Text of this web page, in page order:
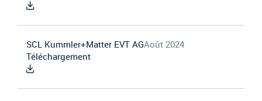
SCL Kummler+Matter EVT AGAoût 2024
Téléchargement